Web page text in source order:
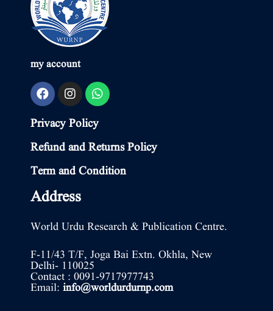
my account
Privacy Policy
Refund and Returns Policy
Term and Condition
Address
World Urdu Research & Publication Centre.
F-11/43 T/F, Joga Bai Extn. Okhla, New
Delhi- 110025
Contact : 0091-9717977743
Email: info@worldurdurnp.com